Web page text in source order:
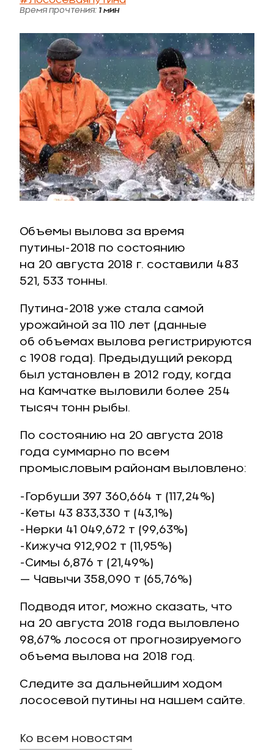
Время прочтения: 1 мин
Объемы вылова за время
путины-2018 по состоянию
на 20 августа 2018 г. составили 483
521, 533 тонны.
Путина-2018 уже стала самой
урожайной за 110 лет (данные
об объемах вылова регистрируются
с 1908 года). Предыдущий рекорд
был установлен в 2012 году, когда
на Камчатке выловили более 254
тысяч тонн рыбы.
По состоянию на 20 августа 2018
года суммарно по всем
промысловым районам выловлено:
-Горбуши 397 360,664 т (117,24%)
-Кеты 43 833,330 т (43,1%)
-Нерки 41 049,672 т (99,63%)
-Кижуча 912,902 т (11,95%)
-Симы 6,876 т (21,49%)
— Чавычи 358,090 т (65,76%)
Подводя итог, можно сказать, что
на 20 августа 2018 года выловлено
98,67% лосося от прогнозируемого
объема вылова на 2018 год.
Следите за дальнейшим ходом
лососевой путины на нашем сайте.
Ко всем новостям